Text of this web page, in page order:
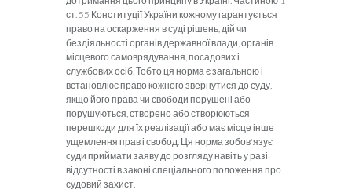
ст. 55 Конституції України кожному гарантується
право на оскарження в суді рішень, дій чи
бездіяльності органів державної влади, органів
місцевого самоврядування, посадових і
службових осіб. Тобто ця норма є загальною і
встановлює право кожного звернутися до суду,
якщо його права чи свободи порушені або
порушуються, створено або створюються
перешкоди для їх реалізації або має місце інше
ущемлення прав і свобод. Ця норма зобов'язує
суди приймати заяву до розгляду навіть у разі
відсутності в законі спеціального положення про
судовий захист.